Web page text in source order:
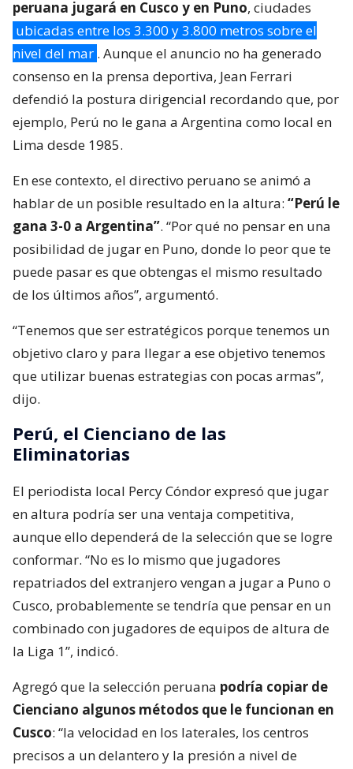
peruana jugará en Cusco y en Puno, ciudades
ubicadas entre los 3.300 y 3.800 metros sobre el
nivel del mar . Aunque el anuncio no ha generado
consenso en la prensa deportiva, Jean Ferrari
defendió la postura dirigencial recordando que, por
ejemplo, Perú no le gana a Argentina como local en
Lima desde 1985.
En ese contexto, el directivo peruano se animó a
hablar de un posible resultado en la altura: “Perú le
gana 3-0 a Argentina”. “Por qué no pensar en una
posibilidad de jugar en Puno, donde lo peor que te
puede pasar es que obtengas el mismo resultado
de los últimos años”, argumentó.
“Tenemos que ser estratégicos porque tenemos un
objetivo claro y para llegar a ese objetivo tenemos
que utilizar buenas estrategias con pocas armas”,
dijo.
Perú, el Cienciano de las
Eliminatorias
El periodista local Percy Cóndor expresó que jugar
en altura podría ser una ventaja competitiva,
aunque ello dependerá de la selección que se logre
conformar. “No es lo mismo que jugadores
repatriados del extranjero vengan a jugar a Puno o
Cusco, probablemente se tendría que pensar en un
combinado con jugadores de equipos de altura de
la Liga 1”, indicó.
Agregó que la selección peruana podría copiar de
Cienciano algunos métodos que le funcionan en
Cusco: “la velocidad en los laterales, los centros
precisos a un delantero y la presión a nivel de